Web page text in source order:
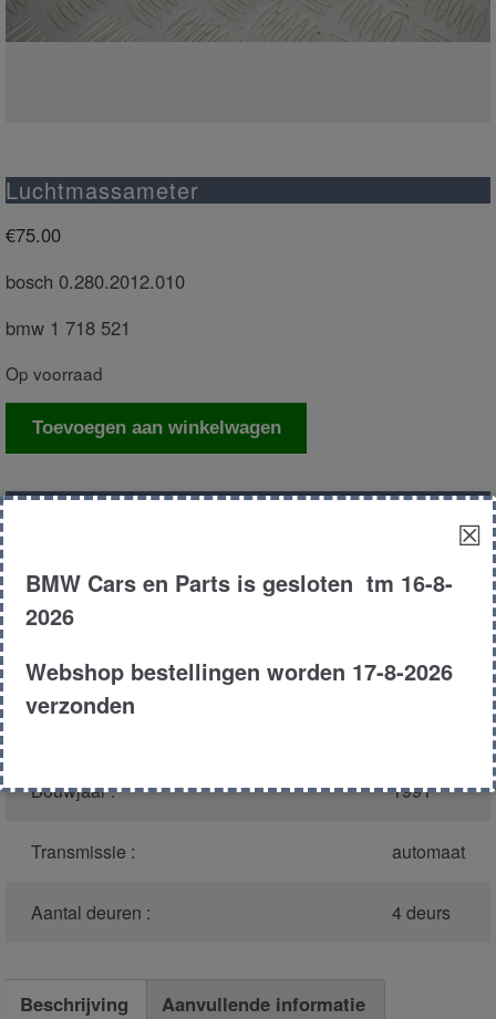
Luchtmassameter
€75.00
bosch 0.280.2012.010
bmw 1 718 521
Op voorraad
Luchtmassameter
Toevoegen aan winkelwagen
Model :
Carroserie : Sedan
Bouwjaar : 1991
Transmissie : automaat
Aantal deuren : 4 deurs
Beschrijving Aanvullende informatie
☒
BMW Cars en Parts is gesloten tm 16-8-
2026
Webshop bestellingen worden 17-8-2026
verzonden